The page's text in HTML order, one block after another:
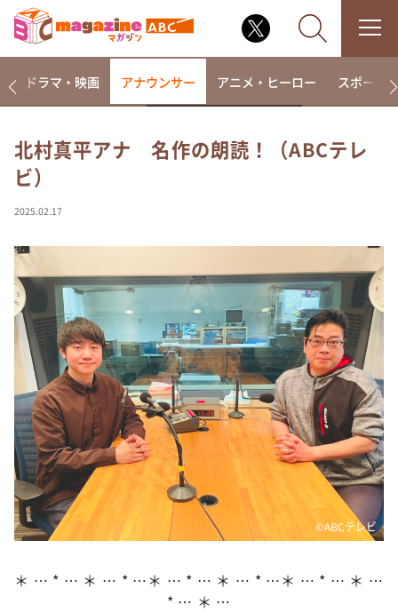
相席食堂
て真剣です
探偵！ナイトスクープ
news おかえり
河合＆A.B.C-Z塚田×福井アナ「なんでやねん！？」
（news おかえり）
DAIGOも台所 ～きょうの献立 何にする？～
本日はダイアンなり！シーズン２
朝だ！生です旅サラダ
教えて！ニュースライブ 正義のミカタ
ＬＩＦＥ～夢のカタチ～
ポツンと一軒家
ドラマ・映画 アナウンサー アニメ・ヒーロー スポーツ
北村真平アナ 名作の朗読！（ABCテレ
ビ）
2025.02.17
©ABCテレビ
＊ … * … ＊ … * …＊ … * … ＊ … * …＊ … * … ＊ …
* … ＊ …